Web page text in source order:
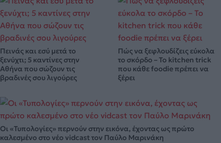
Πεινάς και εσύ μετά το
ξενύχτι; 5 καντίνες στην
Αθήνα που σώζουν τις
βραδινές σου λιγούρες
Πώς να ξεφλουδίζεις εύκολα
το σκόρδο – Το kitchen trick
που κάθε foodie πρέπει να
ξέρει
Οι «Τυπολογίες» περνούν στην εικόνα, έχοντας ως πρώτο
καλεσμένο στο νέο vidcast τον Παύλο Μαρινάκη